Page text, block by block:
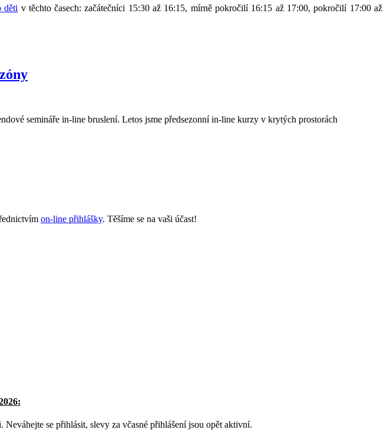
děti v těchto časech: začátečníci 15:30 až 16:15, mírně pokročilí 16:15 až 17:00, pokročilí 17:00 až
semináře in-line bruslení. Letos jsme předsezonní in-line kurzy v krytých prostorách
on-line přihlášky. Těšíme se na vaši účast!
se přihlásit, slevy za včasné přihlášení jsou opět aktivní.